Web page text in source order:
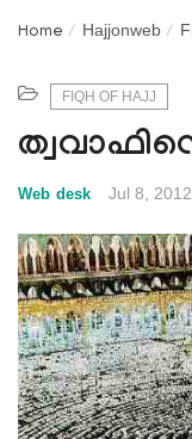
g
a
v
g
a
t
i
o
n
Home Hajjonweb
FIQH OF HAJJ
Web desk Jul 8,